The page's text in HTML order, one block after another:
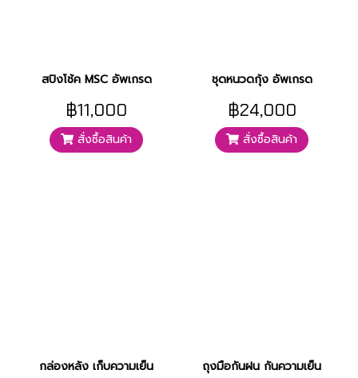
สปิงโช้ค MSC อัพเกรด
฿11,000
สั่งซื้อสินค้า
ชุดหนวดกุ้ง อัพเกรด
฿24,000
สั่งซื้อสินค้า
กล่องหลัง เก็บความเย็น ถุงมือกันฝน กันความเย็น